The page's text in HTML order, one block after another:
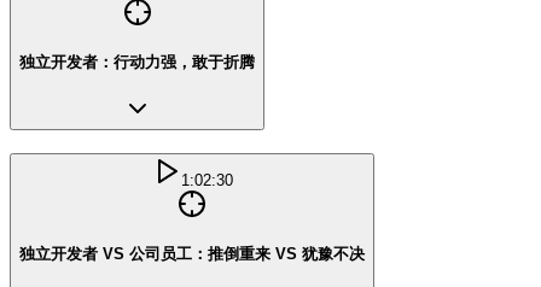
独立开发者：行动力强，敢于折腾
1:02:30
独立开发者 VS 公司员工：推倒重来 VS 犹豫不决